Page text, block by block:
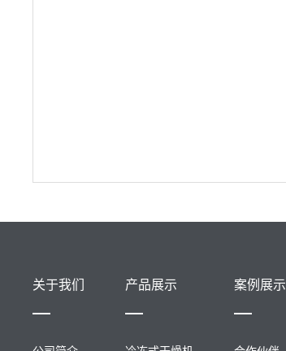
关于我们 产品展示 案例展示